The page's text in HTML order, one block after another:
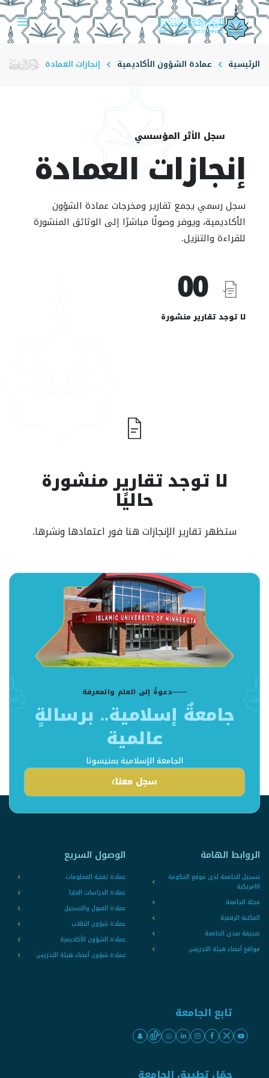
الرئيسية عمادة الشؤون الأكاديمية إنجازات العمادة
سجل الأثر المؤسسي
إنجازات العمادة
سجل رسمي يجمع تقارير ومخرجات عمادة الشؤون
الأكاديمية، ويوفر وصولًا مباشرًا إلى الوثائق المنشورة
للقراءة والتنزيل.
00
لا توجد تقارير منشورة
لا توجد تقارير منشورة
حاليًا
ستظهر تقارير الإنجازات هنا فور اعتمادها ونشرها.
دعوةٌ إلى العلم والمعرفة
جامعةٌ إسلامية.. برسالةٍ
عالمية
الجامعة الإسلامية بمنيسوتا
سجل معنا
الروابط الهامة
تسجيل الجامعة لدى موقع الحكومة
الامريكية
مجلة الجامعة
المكتبة الرقمية
صحيفة صدى الجامعة
مواقع أعضاء هيئة التدريس
الوصول السريع
عمادة تقنية المعلومات
عمادة الدراسات العليا
عمادة القبول والتسجيل
عمادة شؤون الطلاب
عمادة الشؤون الأكاديمية
عمادة شؤون أعضاء هيئة التدريس
تابع الجامعة